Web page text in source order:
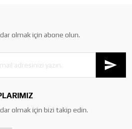
olmak için abone olun.
olmak için bizi takip edin.